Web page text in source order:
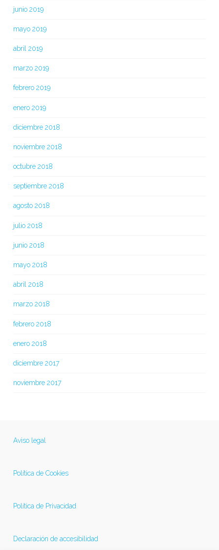
junio 2019
mayo 2019
abril 2019
marzo 2019
febrero 2019
enero 2019
diciembre 2018
noviembre 2018
octubre 2018
septiembre 2018
agosto 2018
julio 2018
junio 2018
mayo 2018
abril 2018
marzo 2018
febrero 2018
enero 2018
diciembre 2017
noviembre 2017
Aviso legal
Política de Cookies
Política de Privacidad
Declaración de accesibilidad